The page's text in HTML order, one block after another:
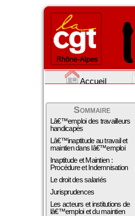
Accueil
Sommaire
Lâ€™emploi des travailleurs
handicapés
Lâ€™inaptitude au travail et
maintien dans lâ€™emploi
Inaptitude et Maintien :
Procédure et Indemnisation
Le droit des salariés
Jurisprudences
Les acteurs et institutions de
lâ€™emploi et du maintien